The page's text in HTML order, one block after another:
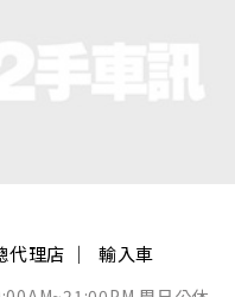
代理店 輸入車